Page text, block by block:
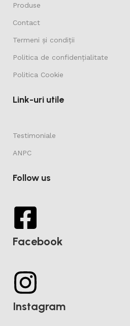
Produse
Contact
Termeni și condiții
Politica de confidențialitate
Politica Cookie
Link-uri utile
Testimoniale
ANPC
Follow us
Facebook
Instagram